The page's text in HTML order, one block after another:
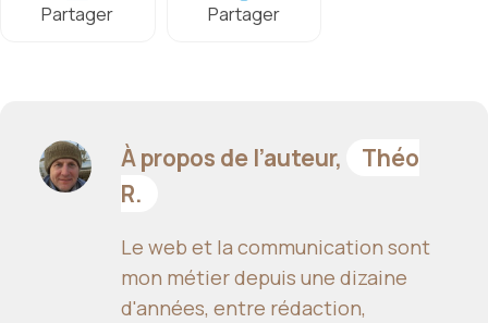
Partager Partager
À propos de l’auteur,
Théo
R.
Le web et la communication sont
mon métier depuis une dizaine
d'années, entre rédaction,